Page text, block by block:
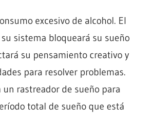
excesivo de alcohol. El
sistema bloqueará su sueño
su pensamiento creativo y
para resolver problemas.
un rastreador de sueño para
total de sueño que está